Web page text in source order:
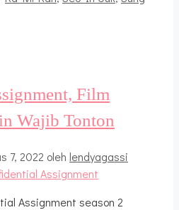
Film
Wajib Tonton
7, 2022 oleh lendyagassi
Assignment season 2